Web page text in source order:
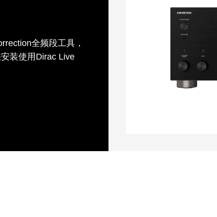
全频段工具，
装使用Dirac Live